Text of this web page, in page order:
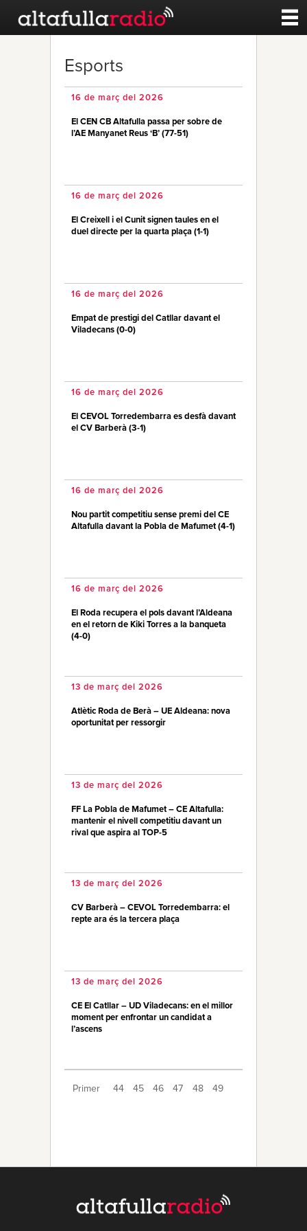
Qui Som
Esports
16 de març del 2026
El CEN CB Altafulla passa per sobre de
l’AE Manyanet Reus ‘B’ (77-51)
16 de març del 2026
El Creixell i el Cunit signen taules en el
duel directe per la quarta plaça (1-1)
16 de març del 2026
Empat de prestigi del Catllar davant el
Viladecans (0-0)
16 de març del 2026
El CEVOL Torredembarra es desfà davant
el CV Barberà (3-1)
16 de març del 2026
Nou partit competitiu sense premi del CE
Altafulla davant la Pobla de Mafumet (4-1)
16 de març del 2026
El Roda recupera el pols davant l’Aldeana
en el retorn de Kiki Torres a la banqueta
(4-0)
13 de març del 2026
Atlètic Roda de Berà – UE Aldeana: nova
oportunitat per ressorgir
13 de març del 2026
FF La Pobla de Mafumet – CE Altafulla:
mantenir el nivell competitiu davant un
rival que aspira al TOP-5
13 de març del 2026
CV Barberà – CEVOL Torredembarra: el
repte ara és la tercera plaça
13 de març del 2026
CE El Catllar – UD Viladecans: en el millor
moment per enfrontar un candidat a
l’ascens
Primer 44 45 46 47 48 49
58 59 60 61 62 Últim